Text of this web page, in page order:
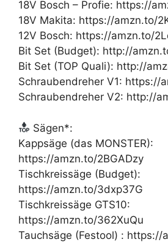
18V Bosch – Profie: https://
18V Makita: https://amzn.to/
12V Bosch: https://amzn.to/
Bit Set (Budget): http://
Bit Set (TOP Quali): http://
Schraubendreher V1: https://
Schraubendreher V2: http://
Sägen*:
Kappsäge (das MONSTER):
https://amzn.to/2BGADzy
Tischkreissäge (Budget):
https://amzn.to/3dxp37G
Tischkreissäge GTS10:
https://amzn.to/362XuQu
Tauchsäge (Festool) : https://